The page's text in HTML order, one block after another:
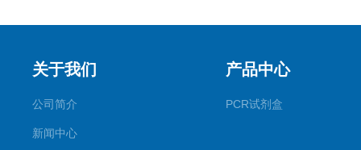
关于我们
公司简介
新闻中心
产品中心
PCR试剂盒